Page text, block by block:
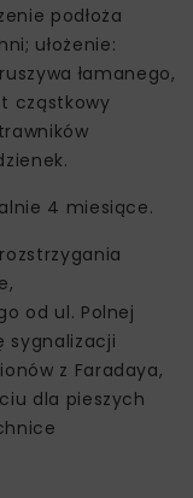
podłoża
ułożenie:
łamanego,
cząstkowy
4 miesiące.
od ul. Polnej
sygnalizacji
z Faradaya,
dla pieszych